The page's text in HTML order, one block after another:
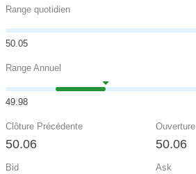
Range quotidien
50.05
Range Annuel
49.98
Clôture Précédente
50.06
Ouverture
50.06
Bid Ask